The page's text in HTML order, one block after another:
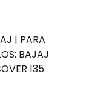
| PARA
BAJAJ
135